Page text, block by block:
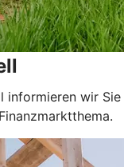
informieren wir